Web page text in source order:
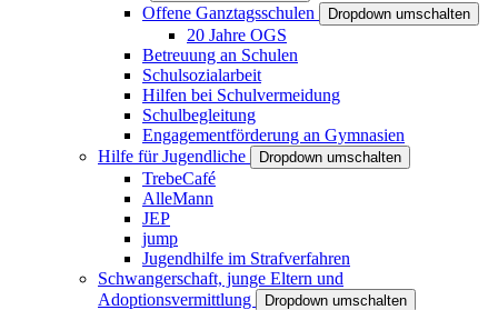
Offene Ganztagsschulen Dropdown umschalten
20 Jahre OGS
Betreuung an Schulen
Schulsozialarbeit
Hilfen bei Schulvermeidung
Schulbegleitung
Engagementförderung an Gymnasien
Hilfe für Jugendliche
Dropdown umschalten
TrebeCafé
AlleMann
JEP
jump
Jugendhilfe im Strafverfahren
Schwangerschaft, junge Eltern und
Adoptionsvermittlung
Dropdown umschalten